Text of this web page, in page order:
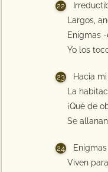
Largos,
Enigmas
Yo los
Hacia
La
¡Qué de
Se
Viven